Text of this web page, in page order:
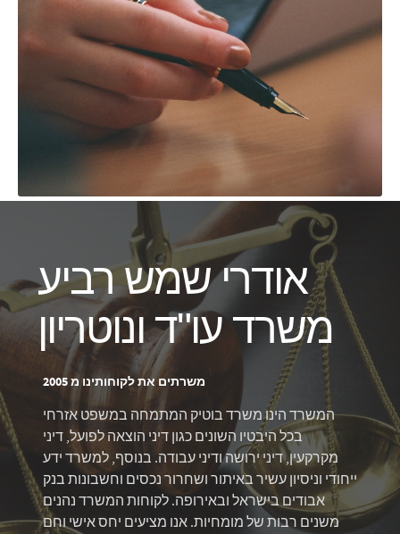
אודרי שמש רביע
משרד עו"ד ונוטריון
משרתים את לקוחותינו מ 2005
המשרד הינו משרד בוטיק המתמחה במשפט אזרחי
בכל היבטיו השונים כגון דיני הוצאה לפועל, דיני
מקרקעין, דיני ירושה ודיני עבודה. בנוסף, למשרד ידע
ייחודי וניסיון עשיר באיתור ושחרור נכסים וחשבונות בנק
אבודים בישראל ובאירופה. לקוחות המשרד נהנים
משנים רבות של מומחיות. אנו מציעים יחס אישי וחם